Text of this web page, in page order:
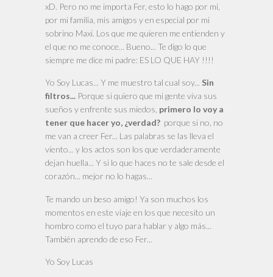
xD. Pero no me importa Fer, esto lo hago por mí,
por mi familia, mis amigos y en especial por mi
sobrino Maxi. Los que me quieren me entienden y
el que no me conoce... Bueno... Te digo lo que
siempre me dice mi padre: ES LO QUE HAY !!!!
Yo Soy Lucas... Y me muestro tal cual soy... Sin
filtros... Porque si quiero que mi gente viva sus
sueños y enfrente sus miedos, primero lo voy a
tener que hacer yo, ¿verdad? porque si no, no
me van a creer Fer... Las palabras se las lleva el
viento... y los actos son los que verdaderamente
dejan huella... Y si lo que haces no te sale desde el
corazón... mejor no lo hagas...
Te mando un beso amigo! Ya son muchos los
momentos en este viaje en los que necesito un
hombro como el tuyo para hablar y algo más...
También aprendo de eso Fer...
Yo Soy Lucas